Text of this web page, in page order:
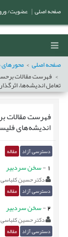
صفحه اصلی
فهرست مقالات
تعامل اندیشه‌ها،
فهرست مقالات
اندیشه‌های
دسترسی آزاد مقاله
-سخن سردبیر
دکتر حسین کلباسی
دسترسی آزاد مقاله
2
-سخن سردبير
دکتر حسین کلباسی
دسترسی آزاد مقاله
صفحه اصلی عضویت/